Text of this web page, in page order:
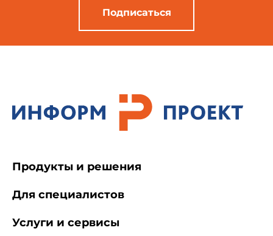
Подписаться
Продукты и решения
Для специалистов
Услуги и сервисы